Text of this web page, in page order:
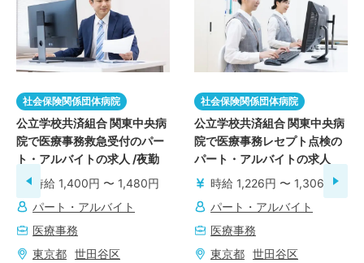
社会保険関係団体病院
公立学校共済組合 関東中央病
院で医療事務救急受付のパー
ト・アルバイトの求人 /夜勤
時給 1,400円 〜 1,480円
パート・アルバイト
医療事務
東京都 世田谷区
社会保険関係団体病院
公立学校共済組合 関東中央病
院で医療事務レセプト点検の
パート・アルバイトの求人
時給 1,226円 〜 1,306円
パート・アルバイト
医療事務
東京都 世田谷区